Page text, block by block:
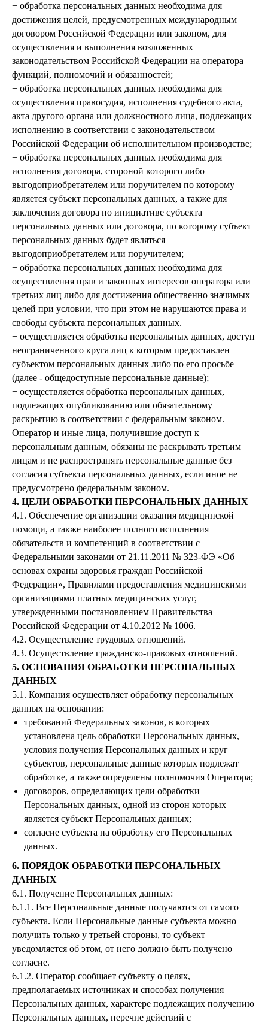
− обработка персональных данных необходима для
достижения целей, предусмотренных международным
договором Российской Федерации или законом, для
осуществления и выполнения возложенных
законодательством Российской Федерации на оператора
функций, полномочий и обязанностей;
− обработка персональных данных необходима для
осуществления правосудия, исполнения судебного акта,
акта другого органа или должностного лица, подлежащих
исполнению в соответствии с законодательством
Российской Федерации об исполнительном производстве;
− обработка персональных данных необходима для
исполнения договора, стороной которого либо
выгодоприобретателем или поручителем по которому
является субъект персональных данных, а также для
заключения договора по инициативе субъекта
персональных данных или договора, по которому субъект
персональных данных будет являться
выгодоприобретателем или поручителем;
− обработка персональных данных необходима для
осуществления прав и законных интересов оператора или
третьих лиц либо для достижения общественно значимых
целей при условии, что при этом не нарушаются права и
свободы субъекта персональных данных.
− осуществляется обработка персональных данных, доступ
неограниченного круга лиц к которым предоставлен
субъектом персональных данных либо по его просьбе
(далее - общедоступные персональные данные);
− осуществляется обработка персональных данных,
подлежащих опубликованию или обязательному
раскрытию в соответствии с федеральным законом.
Оператор и иные лица, получившие доступ к
персональным данным, обязаны не раскрывать третьим
лицам и не распространять персональные данные без
согласия субъекта персональных данных, если иное не
предусмотрено федеральным законом.
4. ЦЕЛИ ОБРАБОТКИ ПЕРСОНАЛЬНЫХ ДАННЫХ
4.1. Обеспечение организации оказания медицинской
помощи, а также наиболее полного исполнения
обязательств и компетенций в соответствии с
Федеральными законами от 21.11.2011 № 323-ФЭ «Об
основах охраны здоровья граждан Российской
Федерации», Правилами предоставления медицинскими
организациями платных медицинских услуг,
утвержденными постановлением Правительства
Российской Федерации от 4.10.2012 № 1006.
4.2. Осуществление трудовых отношений.
4.3. Осуществление гражданско-правовых отношений.
5. ОСНОВАНИЯ ОБРАБОТКИ ПЕРСОНАЛЬНЫХ
ДАННЫХ
5.1. Компания осуществляет обработку персональных
данных на основании:
требований Федеральных законов, в которых
установлена цель обработки Персональных данных,
условия получения Персональных данных и круг
субъектов, персональные данные которых подлежат
обработке, а также определены полномочия Оператора;
договоров, определяющих цели обработки
Персональных данных, одной из сторон которых
является субъект Персональных данных;
согласие субъекта на обработку его Персональных
данных.
6. ПОРЯДОК ОБРАБОТКИ ПЕРСОНАЛЬНЫХ
ДАННЫХ
6.1. Получение Персональных данных:
6.1.1. Все Персональные данные получаются от самого
субъекта. Если Персональные данные субъекта можно
получить только у третьей стороны, то субъект
уведомляется об этом, от него должно быть получено
согласие.
6.1.2. Оператор сообщает субъекту о целях,
предполагаемых источниках и способах получения
Персональных данных, характере подлежащих получению
Персональных данных, перечне действий с